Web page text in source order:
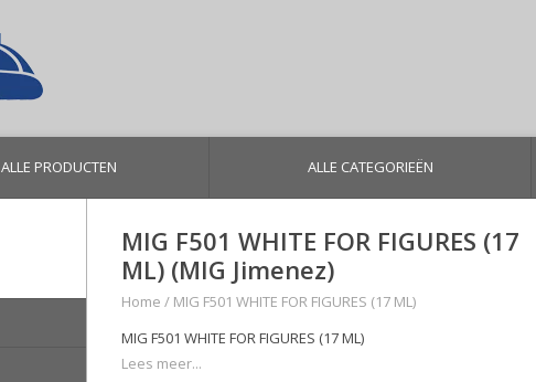
ALLE PRODUCTEN ALLE CATEGORIEËN
MIG F501 WHITE FOR FIGURES (17
ML) (MIG Jimenez)
Home / MIG F501 WHITE FOR FIGURES (17 ML)
MIG F501 WHITE FOR FIGURES (17 ML)
Lees meer...